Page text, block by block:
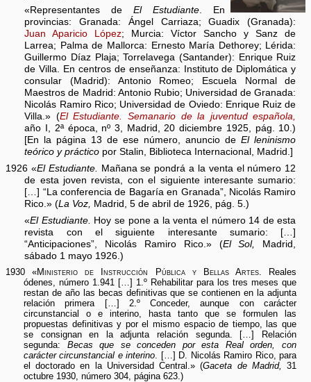
«Representantes deEl Estudiante. En
provincias: Granada: Ángel Carriaza; Guadix (Granada):
Juan Aparicio López; Murcia: Víctor Sancho y Sanz de
Larrea; Palma de Mallorca: Ernesto María Dethorey; Lérida:
Guillermo Díaz Plaja; Torrelavega (Santander): Enrique Ruiz
de Villa. En centros de enseñanza: Instituto de Diplomática y
consular (Madrid): Antonio Romeo; Escuela Normal de
Maestros de Madrid: Antonio Rubio; Universidad de Granada:
Nicolás Ramiro Rico; Universidad de Oviedo: Enrique Ruiz de
Villa.» (El Estudiante. Semanario de la juventud española,
año I, 2ª época, nº 3, Madrid, 20 diciembre 1925, pág. 10.)
[En la página 13 de ese número, anuncio deEl leninismo
teórico y práctico por Stalin, Biblioteca Internacional, Madrid.]
1926 «El Estudiante. Mañana se pondrá a la venta el número 12
de esta joven revista, con el siguiente interesante sumario:
[…] “La conferencia de Bagaría en Granada”, Nicolás Ramiro
Rico.» (La Voz, Madrid, 5 de abril de 1926, pág. 5.)
«El Estudiante. Hoy se pone a la venta el número 14 de esta
revista con el siguiente interesante sumario: […]
“Anticipaciones”, Nicolás Ramiro Rico.» (El Sol, Madrid,
sábado 1 mayo 1926.)
1930 «Ministerio de Instrucción Pública y Bellas Artes.
Reales
ódenes, número 1.941 […] 1.º Rehabilitar para los tres meses que
restan de año las becas definitivas que se contienen en la adjunta
relación primera […] 2.º Conceder, aunque con carácter
circunstancial o e interino, hasta tanto que se formulen las
propuestas definitivas y por el mismo espacio de tiempo, las que
se consignan en la adjunta relación segunda. […] Relación
segunda: Becas que se conceden por esta Real orden, con
carácter circunstancial e interino . […] D. Nicolás Ramiro Rico, para
el doctorado en la Universidad Central.» (Gaceta de Madrid,
31
octubre 1930, número 304, página 623.)